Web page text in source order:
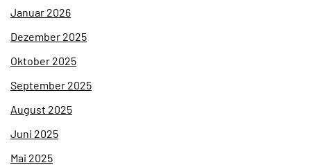
Januar 2026
Dezember 2025
Oktober 2025
September 2025
August 2025
Juni 2025
Mai 2025